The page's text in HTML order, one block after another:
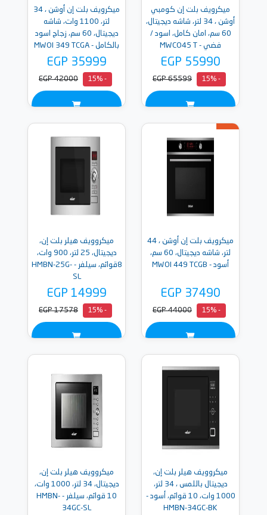
ميكرويف بلت إن كومبي
أوشن ، 34 لتر، شاشه ديجيتال،
60 سم، امان كامل، اسود /
فضي - MWCO45 T
EGP 55990
- 15%
EGP 65599
ميكرويف بلت إن أوشن ، 34
لتر، 1100 وات، شاشه
ديجيتال، 60 سم، زجاج اسود
بالكامل - MWOI 349 TCGA
B
EGP 35999
- 15%
EGP 42000
ميكرويف بلت إن أوشن ، 44
لتر، شاشه ديجيتال، 60 سم،
أسود - MWOI 449 TCGB
EGP 37490
- 15%
EGP 44000
ميكروويف هيلر بلت إن،
ديجيتال، 25 لتر، 900 وات،
8قوائم، سيلفر - HMBN-25G-
SL
EGP 14999
- 15%
EGP 17578
ميكروويف هيلر بلت إن،
ديجيتال باللمس ، 34 لتر،
1000 وات، 10 قوائم، أسود -
HMBN-34GC-BK
ميكروويف هيلر بلت إن،
ديجيتال، 34 لتر، 1000 وات،
10 قوائم، سيلفر - HMBN-
34GC-SL